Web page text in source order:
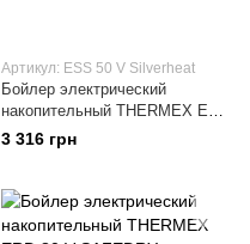
Артикул: ESS 50 V Silverheat
Бойлер электрический
накопительный THERMEX ESS
50 V Silverheat
3 316 грн